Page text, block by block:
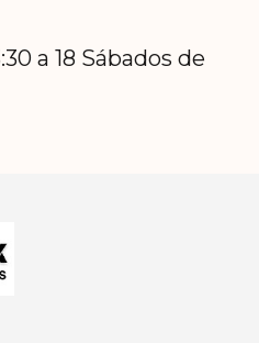
a 18 Sábados de